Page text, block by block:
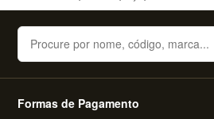
Buscar
Formas de Pagamento